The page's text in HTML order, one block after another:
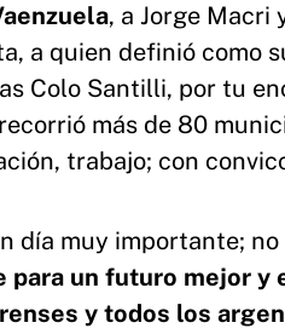
, a Jorge Macri
a quien definió como
Colo Santilli, por tu
más de 80
trabajo; con
día muy importante;
para un futuro mejor y
y todos los